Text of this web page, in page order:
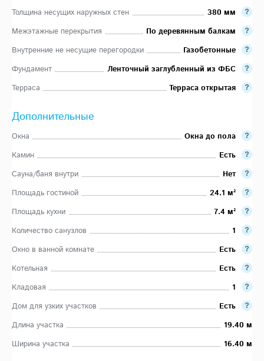
Толщина несущих наружных стен
380 мм
Межэтажные перекрытия
По деревянным балкам
Внутренние не несущие перегородки
Газобетонные
Фундамент
Ленточный заглубленный из ФБС
Терраса
Терраса открытая
Дополнительные
Окна
Окна до пола
Камин
Есть
Сауна/баня внутри
Нет
Площадь гостиной
24.1 м²
Площадь кухни
7.4 м²
Количество санузлов
1
Окно в ванной комнате
Есть
Котельная
Есть
Кладовая
1
Дом для узких участков
Есть
Длина участка
19.40 м
Ширина участка
16.40 м